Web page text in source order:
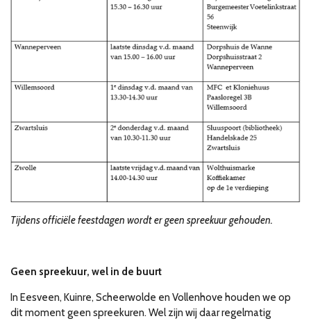
Tijdens officiële feestdagen wordt er geen spreekuur gehouden.
Geen spreekuur, wel in de buurt
In Eesveen, Kuinre, Scheerwolde en Vollenhove houden we op
dit moment geen spreekuren. Wel zijn wij daar regelmatig